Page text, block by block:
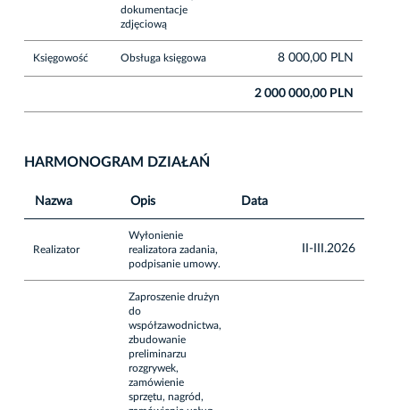
dokumentacje
zdjęciową
Księgowość Obsługa księgowa 8 000,00 PLN
2 000 000,00 PLN
HARMONOGRAM DZIAŁAŃ
Nazwa Opis Data
Realizator
Wyłonienie
realizatora zadania,
podpisanie umowy.
II-III.2026
Zaproszenie drużyn
do
współzawodnictwa,
zbudowanie
preliminarzu
rozgrywek,
zamówienie
sprzętu, nagród,